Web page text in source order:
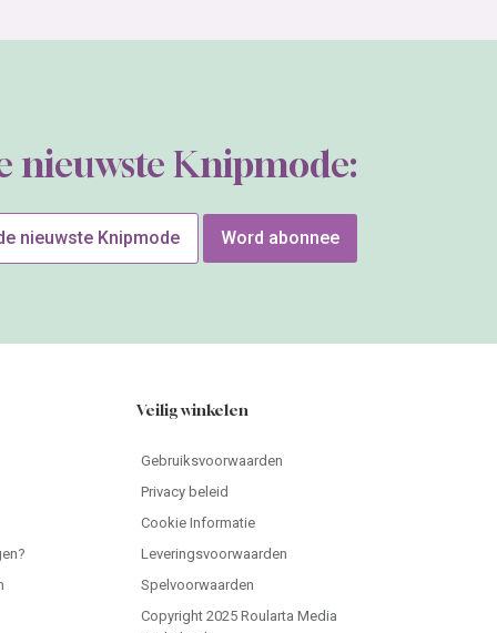
nieuwste Knipmode:
nieuwste Knipmode Word abonnee
Veilig winkelen
Gebruiksvoorwaarden
Privacy beleid
Cookie Informatie
Leveringsvoorwaarden
Spelvoorwaarden
Copyright 2025 Roularta Media